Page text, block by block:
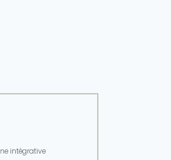
intégrative